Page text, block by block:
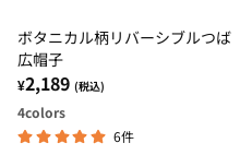
ボタニカル柄リバーシブルつば
広帽子
¥2,189 (税込)
4colors
6件